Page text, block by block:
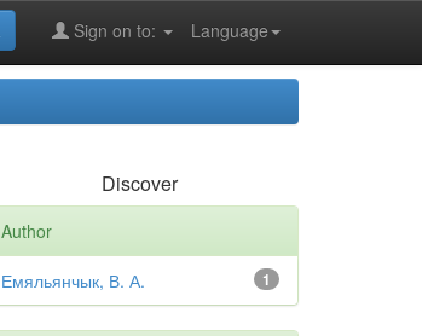
Language
Sign on to:
Discover
Author
1
Емяльянчык, В. А.